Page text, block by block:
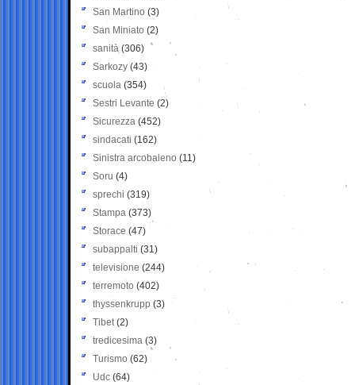
San Martino (3)
San Miniato (2)
sanità (306)
Sarkozy (43)
scuola (354)
Sestri Levante (2)
Sicurezza (452)
sindacati (162)
Sinistra arcobaleno (11)
Soru (4)
sprechi (319)
Stampa (373)
Storace (47)
subappalti (31)
televisione(244)
terremoto (402)
thyssenkrupp (3)
Tibet(2)
tredicesima (3)
Turismo (62)
Udc (64)